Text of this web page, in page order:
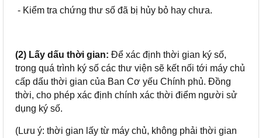
- Kiểm tra chứng thư số đã bị hủy bỏ hay chưa.
(2) Lấy dấu thời gian: Để xác định thời gian ký số,
trong quá trình ký số các thư viện sẽ kết nối tới máy chủ
cấp dấu thời gian của Ban Cơ yếu Chính phủ. Đồng
thời, cho phép xác định chính xác thời điểm người sử
dụng ký số.
(Lưu ý: thời gian lấy từ máy chủ, không phải thời gian